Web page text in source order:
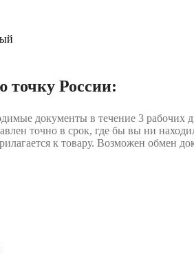
точку России:
документы в течение 3 рабочих
точно в срок, где бы вы ни
к товару. Возможен обмен